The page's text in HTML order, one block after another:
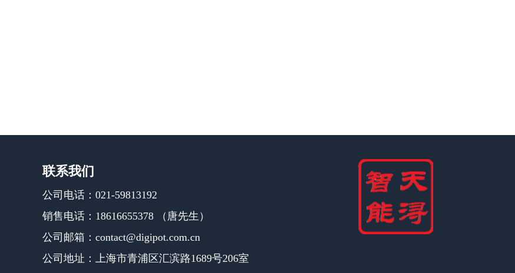
联系我们
公司电话：021-59813192
销售电话：18616655378 （唐先生）
公司邮箱：contact@digipot.com.cn
公司地址：上海市青浦区汇滨路1689号206室